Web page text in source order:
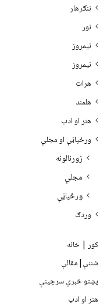
ننګرهار
نور
نيمروز
نیمروز
هرات
هلمند
هنر او ادب
ورځپاڼې او مجلې
ژورنالونه
مجلې
ورځپاڼې
وردګ
کور | خانه
شننې|مقالې
پښتو خبري سرچينې
هنر او ادب